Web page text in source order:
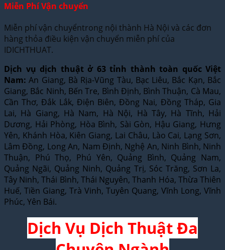
Miễn Phí Vận chuyển
Miễn phí vận chuyểntrong nội thành Hà Nội và các đơn
hàng thỏa điều kiện vận chuyển miễn phí của
IDICHTHUAT.
Dịch vụ dịch thuật ở 63 tỉnh thành toàn quốc Việt
Nam: An Giang, Bà Rịa-Vũng Tàu, Bạc Liêu, Bắc Kạn, Bắc
Giang, Bắc Ninh, Bến Tre, Bình Định, Bình Thuận, Cà Mau,
Cần Thơ, Đắk Lắk, Điện Biên, Đồng Nai, Đồng Tháp, Gia
Lai, Hà Giang, Hà Nam, Hà Nội, Hà Tây, Hà Tĩnh, Hải
Dương, Hải Phòng, Hòa Bình, Sài Gòn, Hậu Giang, Hưng
Yên, Khánh Hòa, Kiên Giang, Lai Châu, Lào Cai, Lạng Sơn,
Lâm Đồng, Long An, Nam Định, Nghệ An, Ninh Bình, Ninh
Thuận, Phú Thọ, Phú Yên, Quảng Bình, Quảng Nam,
Quảng Ngãi, Quảng Ninh, Quảng Trị, Sóc Trăng, Sơn La,
Tây Ninh, Thái Bình, Thái Nguyên, Thanh Hóa, Thừa Thiên
Huế, Tiền Giang, Trà Vinh, Tuyên Quang, Vĩnh Long, Vĩnh
Phúc, Yên Bái.
Dịch Vụ Dịch Thuật Đa